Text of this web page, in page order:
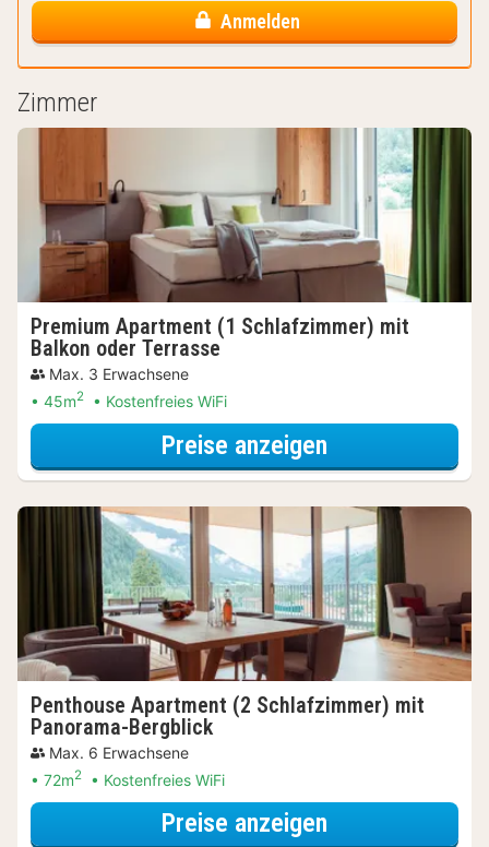
Anmelden
Zimmer
Premium Apartment (1 Schlafzimmer) mit
Balkon oder Terrasse
Max. 3 Erwachsene
45m2 Kostenfreies WiFi
Preise anzeigen
Penthouse Apartment (2 Schlafzimmer) mit
Panorama-Bergblick
Max. 6 Erwachsene
72m2 Kostenfreies WiFi
Preise anzeigen